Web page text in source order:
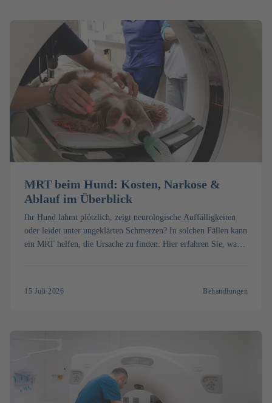
MRT beim Hund: Kosten, Narkose &
Ablauf im Überblick
Ihr Hund lahmt plötzlich, zeigt neurologische Auffälligkeiten
oder leidet unter ungeklärten Schmerzen? In solchen Fällen kann
ein MRT helfen, die Ursache zu finden. Hier erfahren Sie, was
15 Juli 2026 Behandlungen